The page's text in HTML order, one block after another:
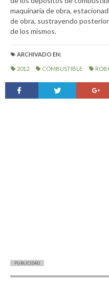
maquinaria de obra,
de obra, sustrayendo
de los mismos.
ARCHIVADO EN:
2012 COMBUSTIBLE
PUBLICIDAD